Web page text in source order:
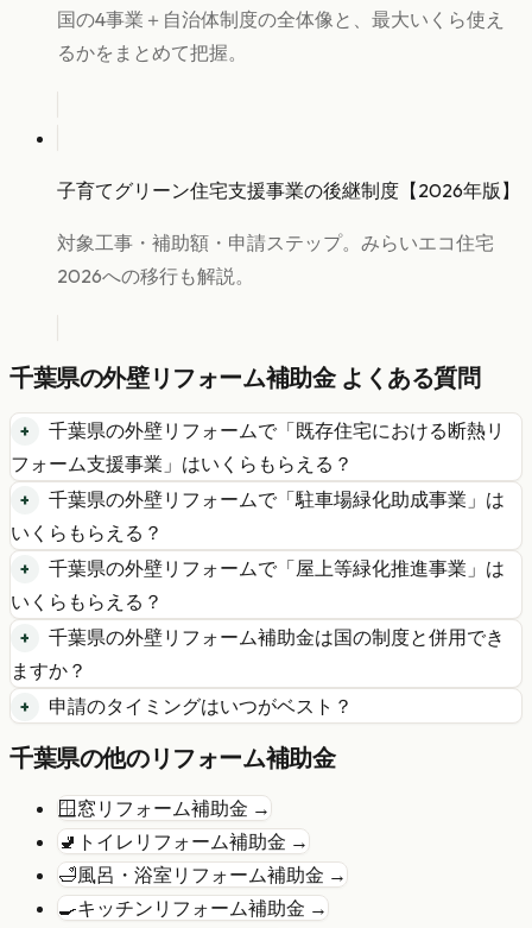
国の4事業＋自治体制度の全体像と、最大いくら使え
るかをまとめて把握。
子育てグリーン住宅支援事業の後継制度【2026年版】
対象工事・補助額・申請ステップ。みらいエコ住宅
2026への移行も解説。
千葉県の外壁リフォーム補助金 よくある質問
千葉県の外壁リフォームで「既存住宅における断熱リ
フォーム支援事業 」はいくらもらえる？
千葉県の外壁リフォームで「駐車場緑化助成事業 」は
いくらもらえる？
千葉県の外壁リフォームで「屋上等緑化推進事業 」は
いくらもらえる？
千葉県の外壁リフォーム補助金は国の制度と併用でき
ますか？
申請のタイミングはいつがベスト？
千葉県の他のリフォーム補助金
🪟 窓リフォーム補助金 →
🚽 トイレリフォーム補助金 →
🛁風呂・浴室リフォーム補助金 →
🍳キッチンリフォーム補助金 →